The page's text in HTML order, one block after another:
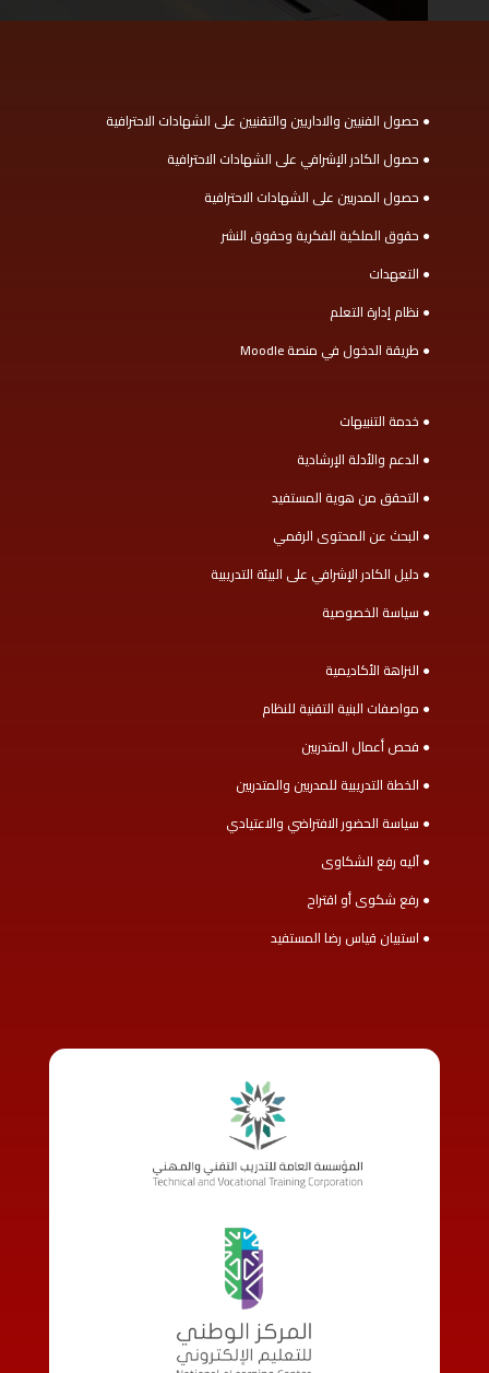
● حصول الفنيين والاداريين والتقنيين على الشهادات الاحترافية
● حصول الكادر الإشرافي على الشهادات الاحترافية
● حصول المدربين على الشهادات الاحترافية
● حقوق الملكية الفكرية وحقوق النشر
● التعهدات
● نظام إدارة التعلم
● طريقة الدخول في منصة Moodle
● خدمة التنبيهات
● الدعم والأدلة الإرشادية
● التحقق من هوية المستفيد
● البحث عن المحتوى الرقمي
● دليل الكادر الإشرافي على البيئة التدريبية
● سياسة الخصوصية
● النزاهة الأكاديمية
● مواصفات البنية التقنية للنظام
● فحص أعمال المتدربين
● الخطة التدريبية للمدربين والمتدربين
● سياسة الحضور الافتراضي والاعتيادي
● آليه رفع الشكاوى
● رفع شكوى أو اقتراح
● استبيان قياس رضا المستفيد